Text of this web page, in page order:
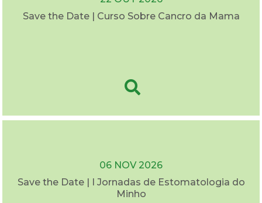
Save the Date | Curso Sobre Cancro da Mama
06 NOV 2026
Save the Date | I Jornadas de Estomatologia do
Minho